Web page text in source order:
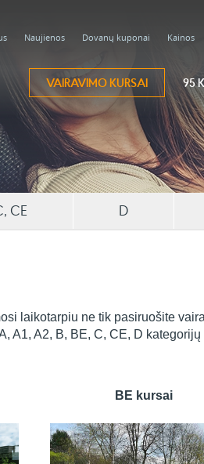
Naujienos Dovanų kuponai Kainos
VAIRAVIMO KURSAI 95
CE D
laikotarpiu ne tik pasiruošite
A1, A2, B, BE, C, CE, D
BE kursai